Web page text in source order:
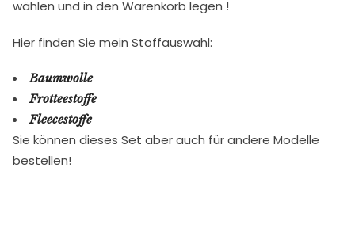
wählen und in den Warenkorb legen !
Hier finden Sie mein Stoffauswahl:
Baumwolle
Frotteestoffe
Fleecestoffe
Sie können dieses Set aber auch für andere Modelle
bestellen!